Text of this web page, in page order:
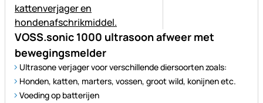
VOSS.sonic 1000 ultrasoon afweer met
bewegingsmelder
Ultrasone verjager voor verschillende diersoorten zoals:
Honden, katten, marters, vossen, groot wild, konijnen etc.
Voeding op batterijen